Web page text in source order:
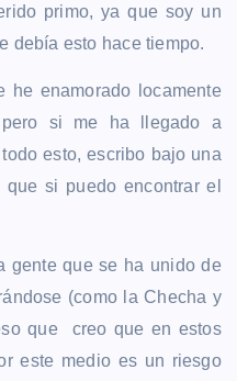
primo, ya que soy un
debía esto hace tiempo.
he enamorado locamente
si me ha llegado a
esto, escribo bajo una
si puedo encontrar el
gente que se ha unido de
(como la Checha y
que creo que en estos
este medio es un riesgo